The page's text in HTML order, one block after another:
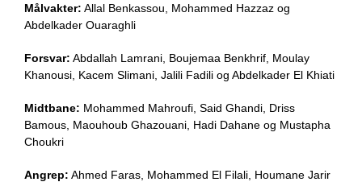
Målvakter: Allal Benkassou, Mohammed Hazzaz og
Abdelkader Ouaraghli
Forsvar: Abdallah Lamrani, Boujemaa Benkhrif, Moulay
Khanousi, Kacem Slimani, Jalili Fadili og Abdelkader El Khiati
Midtbane: Mohammed Mahroufi, Said Ghandi, Driss
Bamous, Maouhoub Ghazouani, Hadi Dahane og Mustapha
Choukri
Angrep: Ahmed Faras, Mohammed El Filali, Houmane Jarir